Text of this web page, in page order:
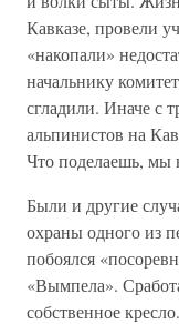
Кавказе, провели
«накопали»
начальнику
сгладили. Иначе с
альпинистов на
Что поделаешь,
Были и другие
охраны одного из
побоялся
«Вымпела».
собственное кресло.